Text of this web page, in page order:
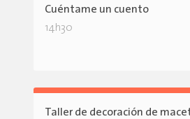
Cuéntame un cuento
14h30
Taller de decoración de